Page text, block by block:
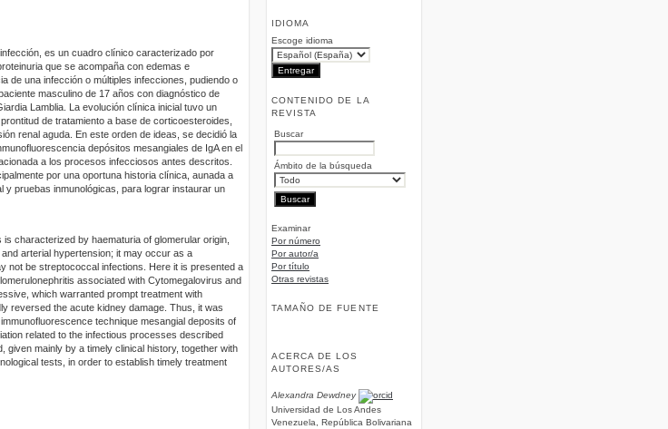
IDIOMA
Escoge idioma
CONTENIDO DE LA
REVISTA
Buscar
Ámbito de la búsqueda
Examinar
Por número
Por autor/a
Por título
Otras revistas
TAMAÑO DE FUENTE
ACERCA DE LOS
AUTORES/AS
Alexandra Dewdney
Universidad de Los Andes
Venezuela, República Bolivariana
es un cuadro clínico caracterizado por
que se acompaña con edemas e
de una infección o múltiples infecciones, pudiendo o
masculino de 17 años con diagnóstico de
Lamblia. La evolución clínica inicial tuvo un
de tratamiento a base de corticoesteroides,
renal aguda. En este orden de ideas, se decidió la
depósitos mesangiales de IgA en el
a los procesos infecciosos antes descritos.
por una oportuna historia clínica, aunada a
pruebas inmunológicas, para lograr instaurar un
characterized by haematuria of glomerular origin,
arterial hypertension; it may occur as a
not be streptococcal infections. Here it is presented a
associated with Cytomegalovirus and
which warranted prompt treatment with
reversed the acute kidney damage. Thus, it was
technique mesangial deposits of
related to the infectious processes described
given mainly by a timely clinical history, together with
tests, in order to establish timely treatment